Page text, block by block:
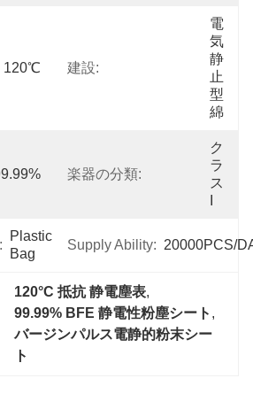
120℃ 建設:
電
気
静
止
型
綿
楽器の分類:
ク
ラ
ス
Plastic
Bag
Supply Ability: 20000PCS/
120°C 抵抗 静電塵表,
99.99% BFE 静電性粉塵シート ,
バージンパルス電静的粉末シー
ト